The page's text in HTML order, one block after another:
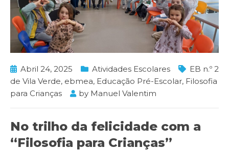
Abril 24, 2025 Atividades Escolares
EB n.º 2
de Vila Verde, ebmea, Educação Pré-Escolar, Filosofia
para Crianças
by Manuel Valentim
No trilho da felicidade com a
“Filosofia para Crianças”